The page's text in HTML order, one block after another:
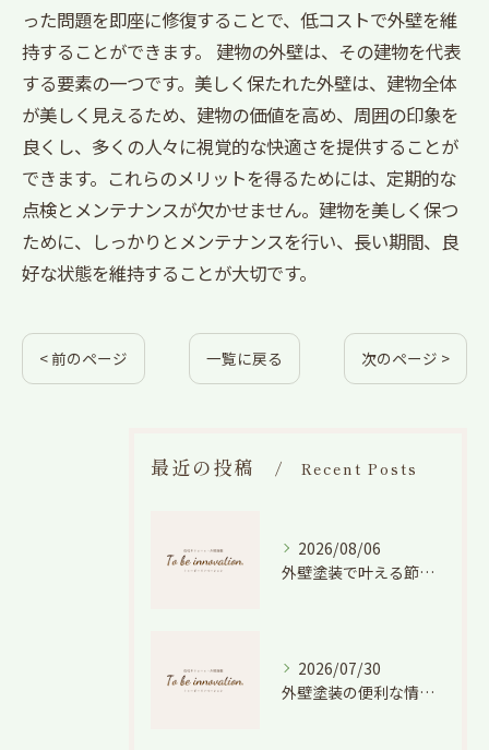
った問題を即座に修復することで、低コストで外壁を維
持することができます。 建物の外壁は、その建物を代表
する要素の一つです。美しく保たれた外壁は、建物全体
が美しく見えるため、建物の価値を高め、周囲の印象を
良くし、多くの人々に視覚的な快適さを提供することが
できます。これらのメリットを得るためには、定期的な
点検とメンテナンスが欠かせません。建物を美しく保つ
ために、しっかりとメンテナンスを行い、長い期間、良
好な状態を維持することが大切です。
< 前のページ 一覧に戻る 次のページ >
最近の投稿 Recent Posts
2026/08/06
外壁塗装で叶える節電効果と愛知県の相場や色選びのポイントを徹底解説
2026/07/30
外壁塗装の便利な情報と失敗しない色や費用判断のコツを徹底解説